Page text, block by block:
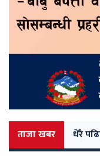
ताजा खबर धेरै